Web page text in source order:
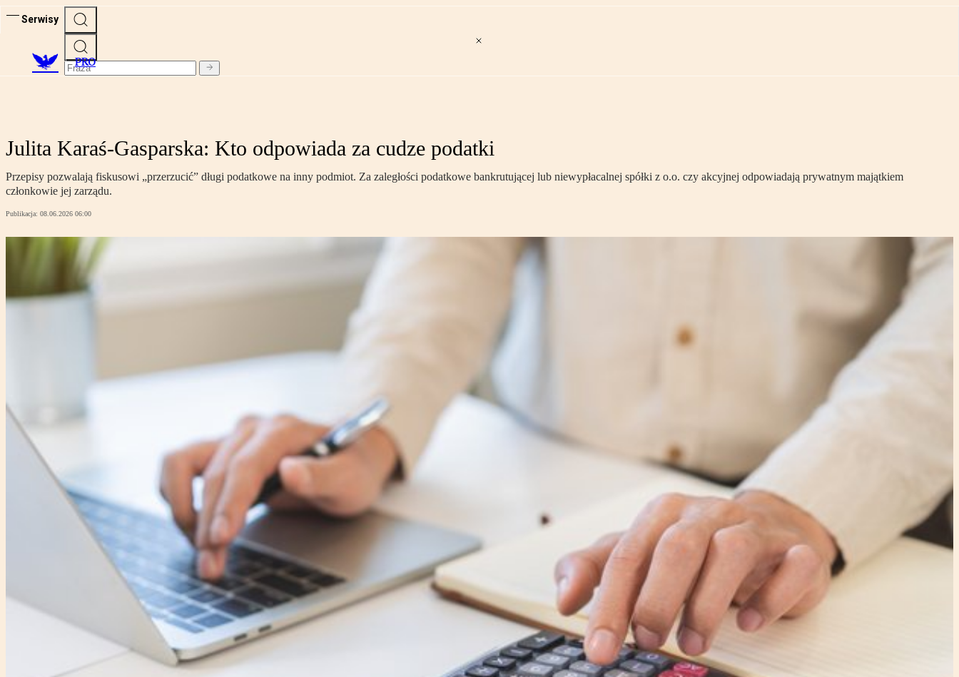
Serwisy
PRO
Julita Karaś-Gasparska: Kto odpowiada za cudze podatki
Przepisy pozwalają fiskusowi „przerzucić” długi podatkowe na inny podmiot. Za zaległości podatkowe bankrutującej lub niewypłacalnej spółki z o.o. czy akcyjnej odpowiadają prywatnym majątkiem
członkowie jej zarządu.
Publikacja: 08.06.2026 06:00